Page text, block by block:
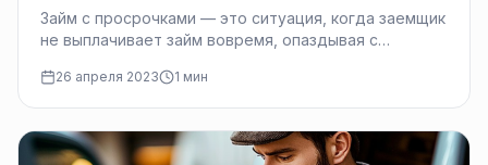
Займ с просрочками — это ситуация, когда заемщик
не выплачивает займ вовремя, опаздывая с
26 апреля 2023 1 мин